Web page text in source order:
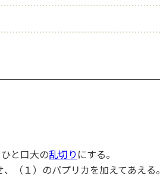
と口大の乱切り にする。
（１）のパプリカを加えてあえる。